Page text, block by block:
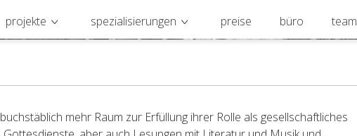
projekte spezialisierungen preise büro team
mehr Raum zur Erfüllung ihrer Rolle als gesellschaftliches